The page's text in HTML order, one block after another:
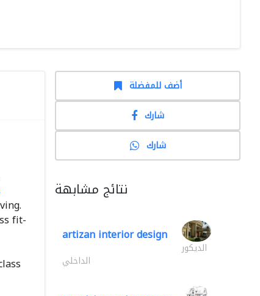
fit-
أضف للمفضلة
شارك
شارك
نتائج مشابهة
artizan interior design
الديكور
الداخلي